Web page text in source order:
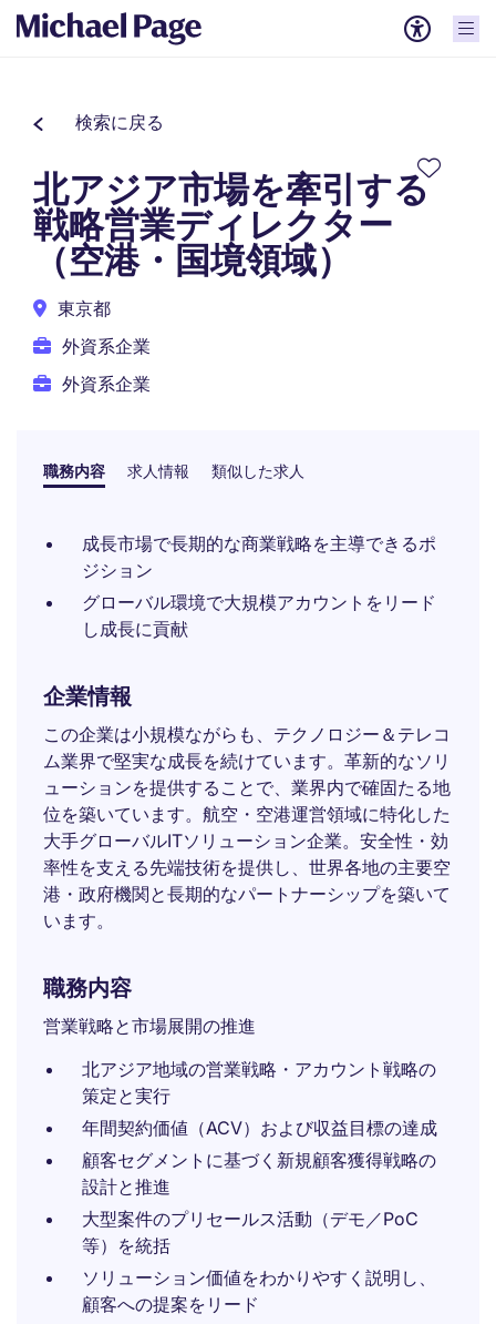
検索に戻る
北アジア市場を牽引する
戦略営業ディレクター
（空港・国境領域）
東京都
外資系企業
外資系企業
職務内容 求人情報 類似した求人
成長市場で長期的な商業戦略を主導できるポ
ジション
グローバル環境で大規模アカウントをリード
し成長に貢献
企業情報
この企業は小規模ながらも、テクノロジー＆テレコ
ム業界で堅実な成長を続けています。革新的なソリ
ューションを提供することで、業界内で確固たる地
位を築いています。航空・空港運営領域に特化した
大手グローバルITソリューション企業。安全性・効
率性を支える先端技術を提供し、世界各地の主要空
港・政府機関と長期的なパートナーシップを築いて
います。
職務内容
営業戦略と市場展開の推進
北アジア地域の営業戦略・アカウント戦略の
策定と実行
年間契約価値（ACV）および収益目標の達成
顧客セグメントに基づく新規顧客獲得戦略の
設計と推進
大型案件のプリセールス活動（デモ／PoC
等）を統括
ソリューション価値をわかりやすく説明し、
顧客への提案をリード